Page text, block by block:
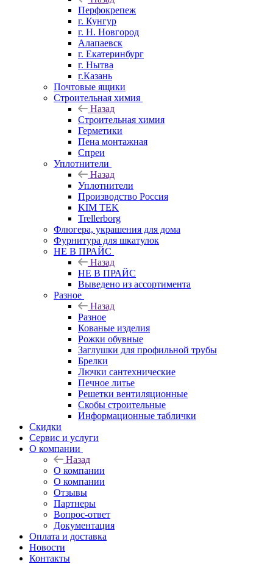
Перфокрепеж
г. Кунгур
г. Н. Новгород
Алапаевск
г. Екатеринбург
г. Нытва
г.Казань
Почтовые ящики
Строительная химия
Назад
Строительная химия
Герметики
Пена монтажная
Спреи
Уплотнители
Назад
Уплотнители
Производство Россия
KIM TEK
Trellerborg
Флюгера, украшения для дома
Фурнитура для шкатулок
НЕ В ПРАЙС
Назад
НЕ В ПРАЙС
Выведено из ассортимента
Разное
Назад
Разное
Кованые изделия
Рожки обувные
Заглушки для профильной трубы
Брелки
Лючки сантехнические
Печное литье
Решетки вентиляционные
Скобы строительные
Информационные таблички
Скидки
Сервис и услуги
О компании
Назад
О компании
О компании
Отзывы
Партнеры
Вопрос-ответ
Документация
Оплата и доставка
Новости
Контакты